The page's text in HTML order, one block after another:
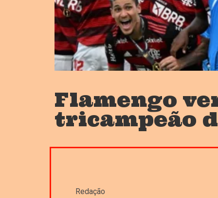
Flamengo
tricampeão
Redação